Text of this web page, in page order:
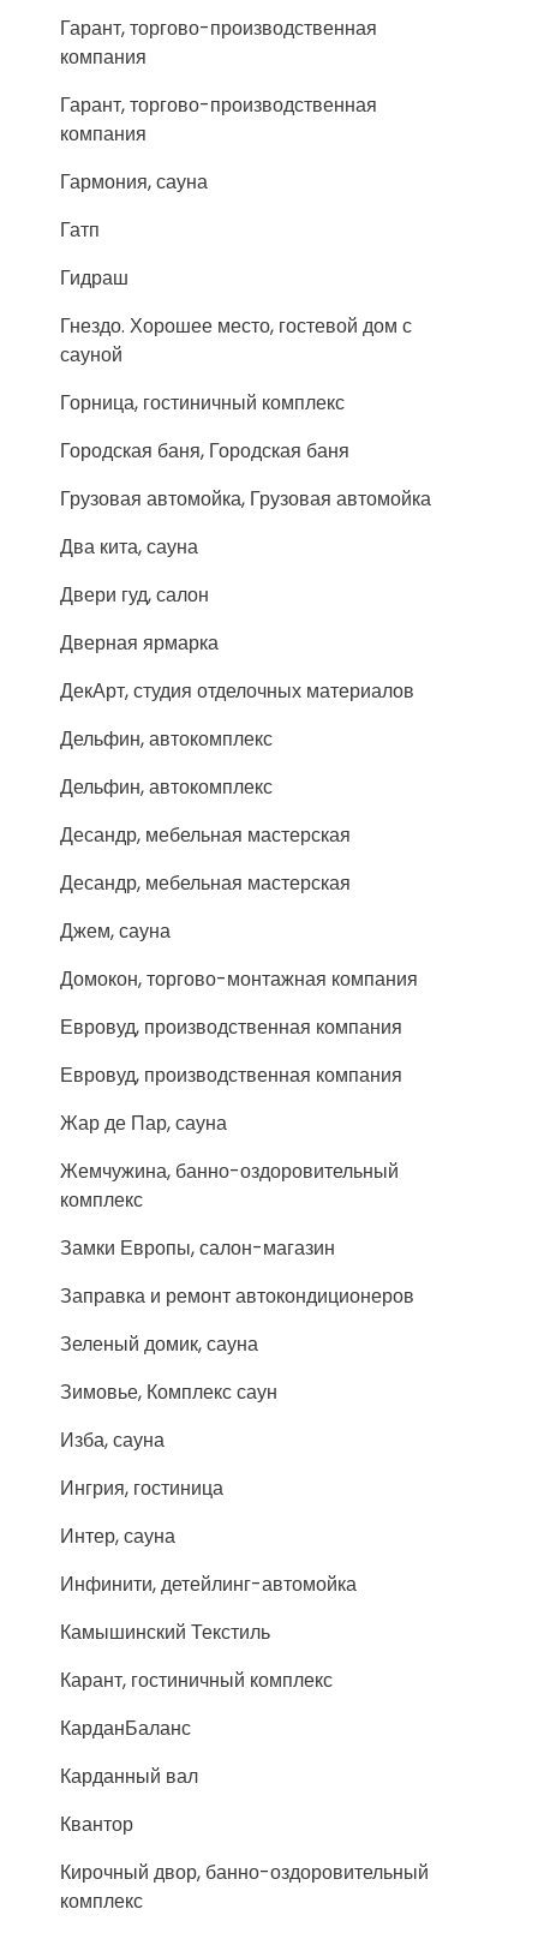
Гарант, торгово-производственная
компания
Гарант, торгово-производственная
компания
Гармония, сауна
Гатп
Гидраш
Гнездо. Хорошее место, гостевой дом с
сауной
Горница, гостиничный комплекс
Городская баня, Городская баня
Грузовая автомойка, Грузовая автомойка
Два кита, сауна
Двери гуд, салон
Дверная ярмарка
ДекАрт, студия отделочных материалов
Дельфин, автокомплекс
Дельфин, автокомплекс
Десандр, мебельная мастерская
Десандр, мебельная мастерская
Джем, сауна
Домокон, торгово-монтажная компания
Евровуд, производственная компания
Евровуд, производственная компания
Жар де Пар, сауна
Жемчужина, банно-оздоровительный
комплекс
Замки Европы, салон-магазин
Заправка и ремонт автокондиционеров
Зеленый домик, сауна
Зимовье, Комплекс саун
Изба, сауна
Ингрия, гостиница
Интер, сауна
Инфинити, детейлинг-автомойка
Камышинский Текстиль
Карант, гостиничный комплекс
КарданБаланс
Карданный вал
Квантор
Кирочный двор, банно-оздоровительный
комплекс